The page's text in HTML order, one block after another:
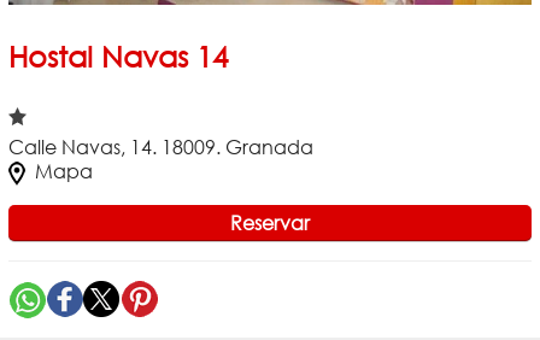
Hostal Navas 14
Calle Navas, 14. 18009. Granada
Mapa
Reservar